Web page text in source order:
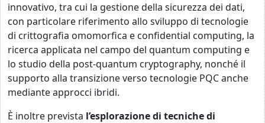
innovativo, tra cui la gestione della sicurezza dei dati,
con particolare riferimento allo sviluppo di tecnologie
di crittografia omomorfica e confidential computing, la
ricerca applicata nel campo del quantum computing e
lo studio della post-quantum cryptography, nonché il
supporto alla transizione verso tecnologie PQC anche
mediante approcci ibridi.
È inoltre prevista l’esplorazione di tecniche di